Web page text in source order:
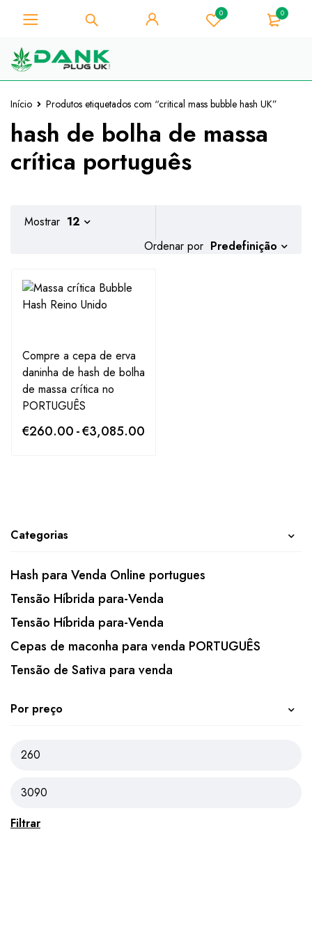
0 0
Início Produtos etiquetados com “critical mass bubble hash UK”
hash de bolha de massa
crítica português
Categorias
Hash para Venda Online portugues
Tensão Híbrida para-Venda
Tensão Híbrida para-Venda
Cepas de maconha para venda PORTUGUÊS
Tensão de Sativa para venda
Por preço
Filtrar
Ordenar por Predefinição
Mostrar 12
Compre a cepa de erva
daninha de hash de bolha
de massa crítica no
PORTUGUÊS
€260.00-€3,085.00
Para os amantes de ervas
daninhas - Obtenha o desconto
instantâneo 10% em cada compra
- Código de cupão "WELCOME10"